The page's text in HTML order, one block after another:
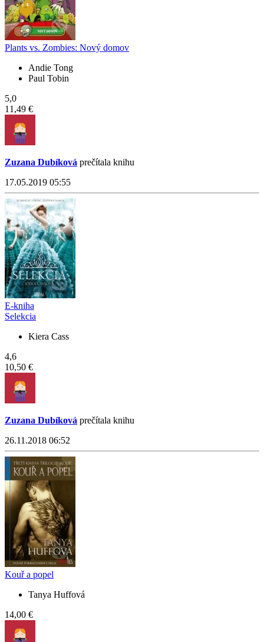
Plants vs. Zombies: Nový domov
Andie Tong
Paul Tobin
5,0
11,49 €
Zuzana Dubíková prečítala knihu
17.05.2019 05:55
E-kniha
Selekcia
Kiera Cass
4,6
10,50 €
Zuzana Dubíková prečítala knihu
26.11.2018 06:52
Kouř a popel
Tanya Huffová
14,00 €